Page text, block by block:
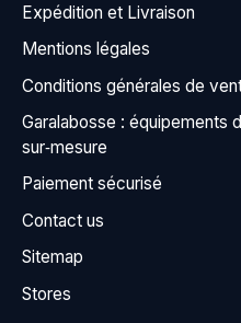
Expédition et Livraison
Mentions légales
Conditions générales de
Garalabosse : équipements
sur‑mesure
Paiement sécurisé
Contact us
Sitemap
Stores